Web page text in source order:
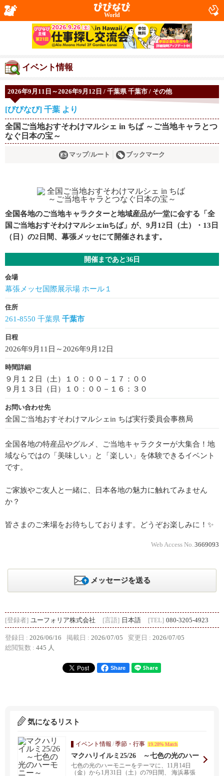
World
イベント情報
2026年9月11日～2026年9月12日 / 千葉県 千葉市 / その他
[びびなび] 千葉 より
全国ご当地おすそわけマルシェ in ちば ～ご当地キャラとつ
なぐ日本の宝～
マップ/ルート ブックマーク
全国各地のご当地キャラクターと地域産品が一堂に会する「全
国ご当地おすそわけマルシェinちば」が、9月12日（土）・13日
（日）の2日間、幕張メッセにて開催されます。
開催まであと36日
会場
幕張メッセ国際展示場 ホール１
住所
261-8550 千葉県 千葉市
日程
2026年9月11日～2026年9月12日
時間詳細
９月１２日（土）１０：００－１７：００
９月１３日（日）１０：００－１６：３０
お問い合わせ先
全国ご当地おすそわけマルシェin ちば実行委員会事務局
全国各地の特産品やグルメ、ご当地キャラクターが大集合！地
域ならではの「美味しい」と「楽しい」を体験できるイベント
です。
ご家族やご友人と一緒に、日本各地の魅力に触れてみません
か？
皆さまのご来場をお待ちしております。どうぞお楽しみに！✨
Web Access No. 3669093
メッセージを送る
[登録者] ユーフォリア株式会社 [言語] 日本語 [TEL] 080-3205-4923
登録日 : 2026/06/16 掲載日 : 2026/07/05 変更日 : 2026/07/05
総閲覧数 : 445 人
Share
気になるリスト
イベント情報 /季節・行事 19.28% Match
マクハリイルミ25/26 ～七色の光のハー
モニー～
七色の光のハーモニーをテーマに、11月14日
（金）から1月31日（土）の79日間、 海浜幕張